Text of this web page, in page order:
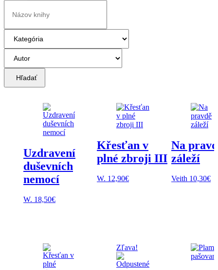
Hľadať
Uzdravení
duševních
nemocí
W. 18,50€
Křesťan v
plné zbroji III
W. 12,90€
Na
záleží
Veith 10,30€
Zľava!